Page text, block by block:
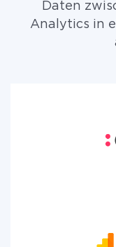
Daten
Analytics in